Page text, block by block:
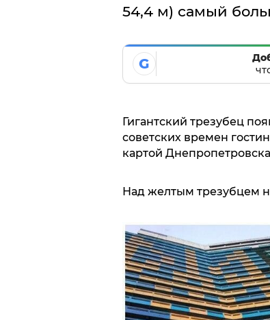
54,4 м) самый
G
Гигантский трезубец
советских времен
картой
Над желтым трезубцем